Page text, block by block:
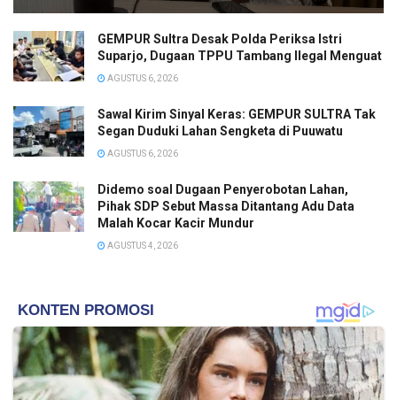
GEMPUR Sultra Desak Polda Periksa Istri
Suparjo, Dugaan TPPU Tambang Ilegal Menguat
AGUSTUS 6, 2026
Sawal Kirim Sinyal Keras: GEMPUR SULTRA Tak
Segan Duduki Lahan Sengketa di Puuwatu
AGUSTUS 6, 2026
Didemo soal Dugaan Penyerobotan Lahan,
Pihak SDP Sebut Massa Ditantang Adu Data
Malah Kocar Kacir Mundur
AGUSTUS 4, 2026